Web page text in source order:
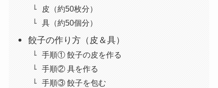
皮（約50枚分）
具（約50個分）
餃子の作り方（皮＆具）
手順① 餃子の皮を作る
手順② 具を作る
手順③ 餃子を包む